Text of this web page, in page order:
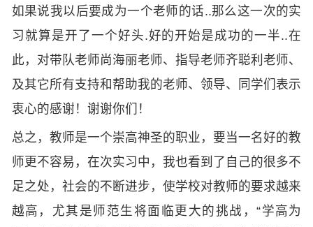
如果说我以后要成为一个老师的话..那么这一次的实
习就算是开了一个好头.好的开始是成功的一半..在
此，对带队老师尚海丽老师、指导老师齐聪利老师、
及其它所有支持和帮助我的老师、领导、同学们表示
衷心的感谢！谢谢你们！
总之，教师是一个崇高神圣的职业，要当一名好的教
师更不容易，在次实习中，我也看到了自己的很多不
足之处，社会的不断进步，使学校对教师的要求越来
越高，尤其是师范生将面临更大的挑战，“学高为